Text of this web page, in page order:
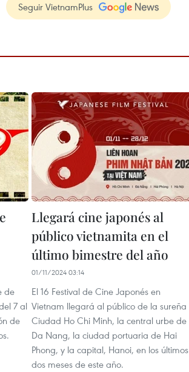
Seguir VietnamPlus
de
7 al
de
Llegará cine japonés al
público vietnamita en el
último bimestre del año
01/11/2024 03:14
El 16 Festival de Cine Japonés en
Vietnam llegará al público de la sureña
Ciudad Ho Chi Minh, la central urbe de
Da Nang, la ciudad portuaria de Hai
Phong, y la capital, Hanoi, en los últimos
dos meses de este año.